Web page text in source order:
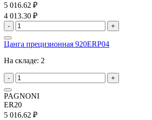
5 016.62 ₽
4 013.30 ₽
- +
Цанга прецизионная 920ERP04
На складе: 2
- +
PAGNONI
ER20
5 016.62 ₽